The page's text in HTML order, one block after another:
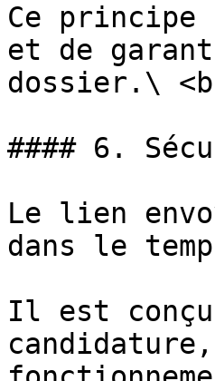
Ce
et de
dossier.\
#### 6.
Le lien
dans le
Il est